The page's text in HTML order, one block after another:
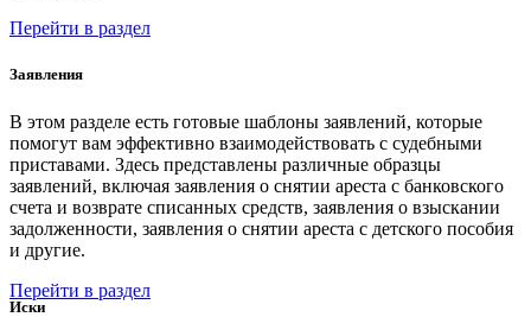
Перейти в раздел
Заявления
В этом разделе есть готовые шаблоны заявлений, которые
помогут вам эффективно взаимодействовать с судебными
приставами. Здесь представлены различные образцы
заявлений, включая заявления о снятии ареста с банковского
счета и возврате списанных средств, заявления о взыскании
задолженности, заявления о снятии ареста с детского пособия
и другие.
Перейти в раздел
Иски